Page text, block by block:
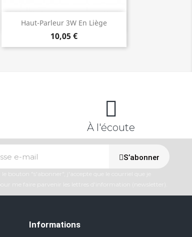
Haut-Parleur 3W En Liège
10,05 €
Aperçu rapide
À l'écoute
S’abonner
Informations